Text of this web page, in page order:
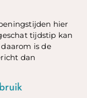
hier
tijdstip kan
is de
dan